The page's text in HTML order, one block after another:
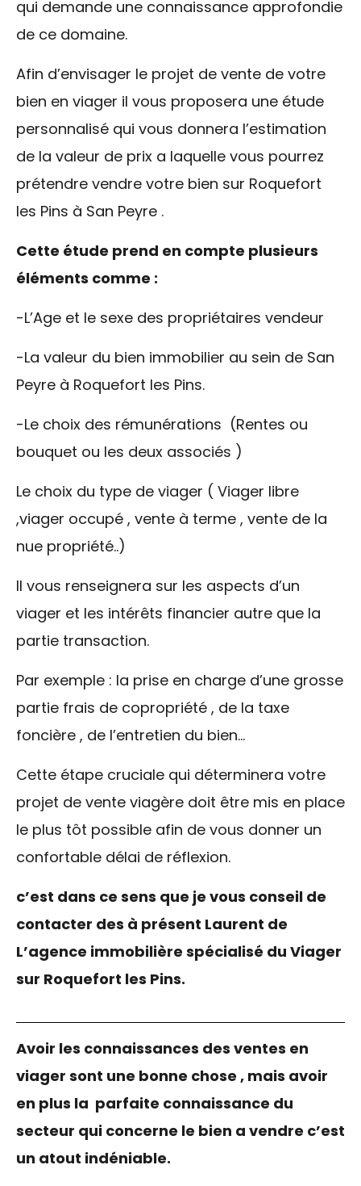
qui demande une connaissance approfondie
de ce domaine.
Afin d’envisager le projet de vente de votre
bien en viager il vous proposera une étude
personnalisé qui vous donnera l’estimation
de la valeur de prix a laquelle vous pourrez
prétendre vendre votre bien sur Roquefort
les Pins à San Peyre .
Cette étude prend en compte plusieurs
éléments comme :
-L’Age et le sexe des propriétaires vendeur
-La valeur du bien immobilier au sein de San
Peyre à Roquefort les Pins.
-Le choix des rémunérations (Rentes ou
bouquet ou les deux associés )
Le choix du type de viager ( Viager libre
,viager occupé , vente à terme , vente de la
nue propriété..)
Il vous renseignera sur les aspects d’un
viager et les intérêts financier autre que la
partie transaction.
Par exemple : la prise en charge d’une grosse
partie frais de copropriété , de la taxe
foncière , de l’entretien du bien…
Cette étape cruciale qui déterminera votre
projet de vente viagère doit être mis en place
le plus tôt possible afin de vous donner un
confortable délai de réflexion.
c’est dans ce sens que je vous conseil de
contacter des à présent Laurent de
L’agence immobilière spécialisé du Viager
sur Roquefort les Pins.
Avoir les connaissances des ventes en
viager sont une bonne chose , mais avoir
en plus la parfaite connaissance du
secteur qui concerne le bien a vendre c’est
un atout indéniable.